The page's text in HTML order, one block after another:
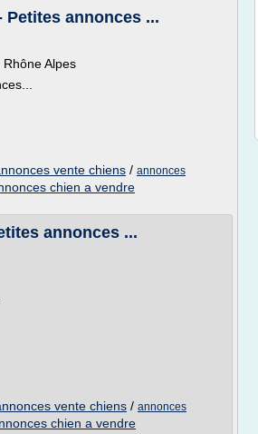
annonces ...
Alpes
vente chiens / annonces
chien a vendre
annonces ...
vente chiens / annonces
chien a vendre